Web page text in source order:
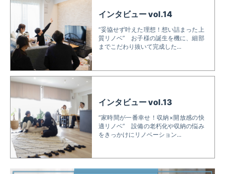
インタビュー vol.14
“妥協せず叶えた理想！想い詰まった上
質リノベ” お子様の誕生を機に、細部
までこだわり抜いて完成した...
インタビュー vol.13
“家時間が一番幸せ！収納×開放感の快
適リノベ” 設備の老朽化や収納の悩み
をきっかけにリノベーション...